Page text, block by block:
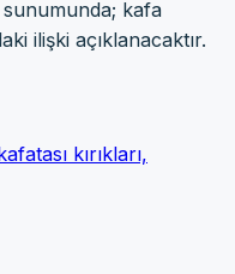
sunumunda; kafa
ilişki açıklanacaktır.
kırıkları,